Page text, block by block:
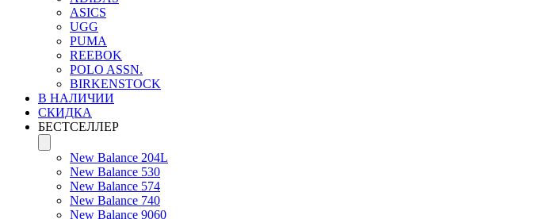
ASICS
UGG
PUMA
REEBOK
POLO ASSN.
BIRKENSTOCK
В НАЛИЧИИ
СКИДКА
БЕСТСЕЛЛЕР
New Balance 204L
New Balance 530
New Balance 574
New Balance 740
New Balance 9060